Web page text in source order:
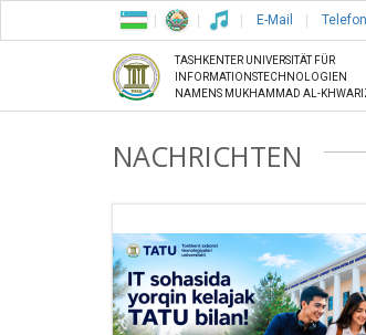
E-Mail
TASHKENTER UNIVERSITÄT FÜR
INFORMATIONSTECHNOLOGIEN
NAMENS MUKHAMMAD AL-
NACHRICHTEN